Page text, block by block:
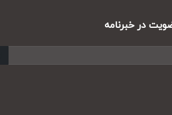
در خبرنامه